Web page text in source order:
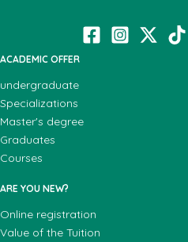
ACADEMIC OFFER
undergraduate
Specializations
Master's degree
Graduates
Courses
ARE YOU NEW?
Online registration
Value of the Tuition